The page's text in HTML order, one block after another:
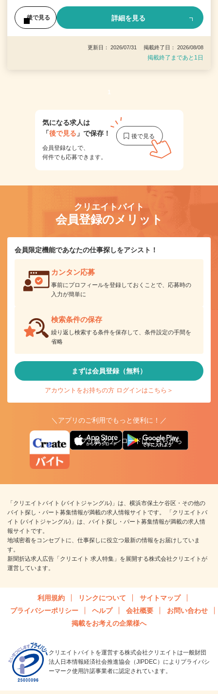
後で見る 詳細を見る
更新日： 2026/07/31 掲載終了日： 2026/08/08
掲載終了まであと1日
1
気になる求人は
「後で見る 」で保存！
会員登録なしで、
何件でも応募できます。
クリエイトバイト
会員登録のメリット
会員限定機能であなたの仕事探しをアシスト！
カンタン応募
事前にプロフィールを登録しておくことで、応募時の
入力が簡単に
検索条件の保存
繰り返し検索する条件を保存して、条件設定の手間を
省略
まずは会員登録（無料）
アカウントをお持ちの方 ログインはこちら＞
＼アプリのご利用でもっと便利に！／
アプリ版ダウンロードはこちらから
「クリエイトバイト (バイトジャングル)」は、横浜市保土ケ谷区・その他の
バイト探し・パート募集情報が満載の求人情報サイトです。 「クリエイトバ
イト (バイトジャングル)」は、バイト探し・パート募集情報が満載の求人情
報サイトです。
地域密着をコンセプトに、仕事探しに役立つ最新の情報をお届けしていま
す。
新聞折込求人広告「クリエイト 求人特集」を展開する株式会社クリエイトが
運営しています。
利用規約 リンクについて
サイトマップ
プライバシーポリシー
ヘルプ 会社概要
お問い合わせ
掲載をお考えの企業様へ
クリエイトバイトを運営する株式会社クリエイトは一般財団
法人日本情報経済社会推進協会（JIPDEC）によりプライバシ
ーマーク使用許諾事業者に認定されています。